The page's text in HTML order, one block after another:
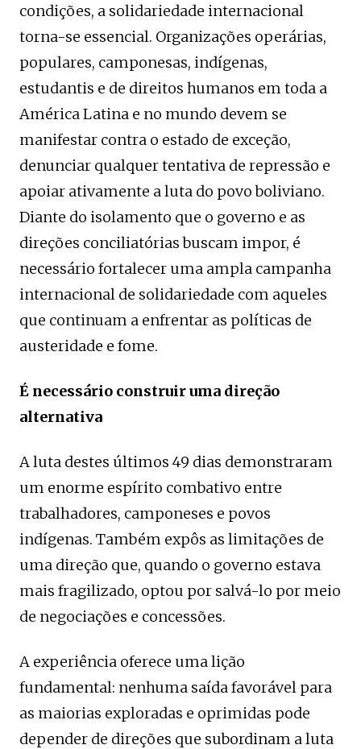
condições, a solidariedade internacional
torna-se essencial. Organizações operárias,
populares, camponesas, indígenas,
estudantis e de direitos humanos em toda a
América Latina e no mundo devem se
manifestar contra o estado de exceção,
denunciar qualquer tentativa de repressão e
apoiar ativamente a luta do povo boliviano.
Diante do isolamento que o governo e as
direções conciliatórias buscam impor, é
necessário fortalecer uma ampla campanha
internacional de solidariedade com aqueles
que continuam a enfrentar as políticas de
austeridade e fome.
É necessário construir uma direção
alternativa
A luta destes últimos 49 dias demonstraram
um enorme espírito combativo entre
trabalhadores, camponeses e povos
indígenas. Também expôs as limitações de
uma direção que, quando o governo estava
mais fragilizado, optou por salvá-lo por meio
de negociações e concessões.
A experiência oferece uma lição
fundamental: nenhuma saída favorável para
as maiorias exploradas e oprimidas pode
depender de direções que subordinam a luta